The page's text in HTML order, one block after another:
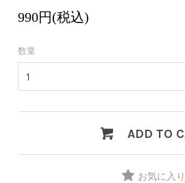
New Arrivals
12"
7"
Cassette
Sweet Soul
Mellow Soul
Japanese
Jazz/Fusion
Jazz/Fusion
Rock/Pop
Electronic
7"
R&B
Jazz/Fusion
Rock/Pop
Electronic
990円(税込)
数量
ADD TO
お気に入り